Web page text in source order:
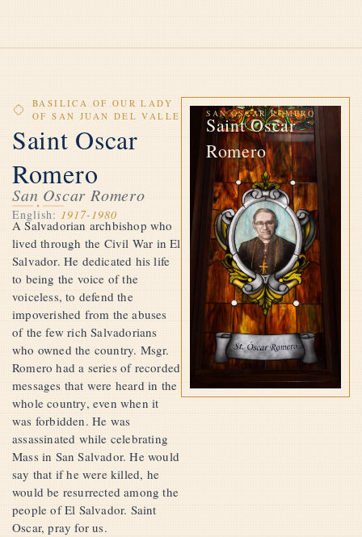
BASILICA OF OUR LADY
OF SAN JUAN DEL VALLE
Saint Oscar
Romero
San Oscar Romero
English: 1917-1980
A Salvadorian archbishop who
lived through the Civil War in El
Salvador. He dedicated his life
to being the voice of the
voiceless, to defend the
impoverished from the abuses
of the few rich Salvadorians
who owned the country. Msgr.
Romero had a series of recorded
messages that were heard in the
whole country, even when it
was forbidden. He was
assassinated while celebrating
Mass in San Salvador. He would
say that if he were killed, he
would be resurrected among the
people of El Salvador. Saint
Oscar, pray for us.
SAN OSCAR ROMERO
Saint Oscar
Romero